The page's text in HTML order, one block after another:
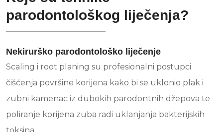
parodontološkog liječenja?
Nekirurško parodontološko liječenje
Scaling i root planing su profesionalni postupci
čišćenja površine korijena kako bi se uklonio plak i
zubni kamenac iz dubokih parodontnih džepova te
poliranje korijena zuba radi uklanjanja bakterijskih